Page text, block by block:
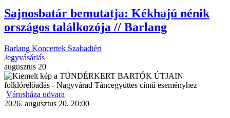
Sajnosbatár bemutatja: Kékhajú nénik
országos találkozója // Barlang
Barlang Koncertek Szabadtéri
Jegyvásárlás
augusztus 20
Városháza udvara
2026. augusztus 20. 20:00